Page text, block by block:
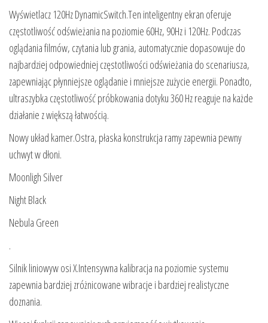
Wyświetlacz 120Hz DynamicSwitch.Ten inteligentny ekran oferuje
częstotliwość odświeżania na poziomie 60Hz, 90Hz i 120Hz. Podczas
oglądania filmów, czytania lub grania, automatycznie dopasowuje do
najbardziej odpowiedniej częstotliwości odświeżania do scenariusza,
zapewniając płynniejsze oglądanie i mniejsze zużycie energii. Ponadto,
ultraszybka częstotliwość próbkowania dotyku 360 Hz reaguje na każde
działanie z większą łatwością.
Nowy układ kamer.Ostra, płaska konstrukcja ramy zapewnia pewny
uchwyt w dłoni.
Moonligh Silver
Night Black
Nebula Green
.
Silnik liniowyw osi X.Intensywna kalibracja na poziomie systemu
zapewnia bardziej zróżnicowane wibracje i bardziej realistyczne
doznania.